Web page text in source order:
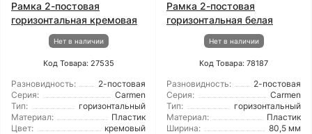
Рамка 2-постовая
горизонтальная кремовая
Нет в наличии
Код Товара: 27535
Разновидность:
2-постовая
Серия:
Carmen
Тип:
горизонтальный
Материал:
Пластик
Цвет:
кремовый
Рамка 2-постовая
горизонтальная белая
Нет в наличии
Код Товара: 78187
Разновидность:
2-постовая
Серия:
Carmen
Тип:
горизонтальный
Материал:
Пластик
Ширина:
80,5 мм